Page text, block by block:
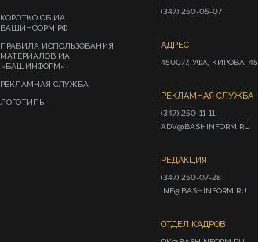
КОРОТКО ОБ ИА
БАШИНФОРМ.РФ
ПРАВИЛА ИСПОЛЬЗОВАНИЯ
МАТЕРИАЛОВ ИА
«БАШИНФОРМ»
РЕКЛАМНАЯ СЛУЖБА
ЛОГОТИПЫ
(347) 250-05-07
АДРЕС
450077, УФА, КИРОВА, 45
РЕКЛАМНАЯ СЛУЖБА
(347) 250-11-11
ADV@BASHINFORM.RU
РЕДАКЦИЯ
(347) 250-07-28
INF@BASHINFORM.RU
ОТДЕЛ КАДРОВ